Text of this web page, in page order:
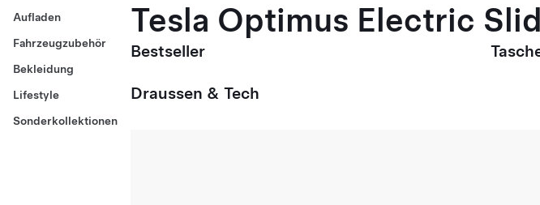
Aufladen
Fahrzeugzubehör
Bekleidung
Lifestyle
Sonderkollektionen
Tesla Optimus Electric
Bestseller
Draussen & Tech